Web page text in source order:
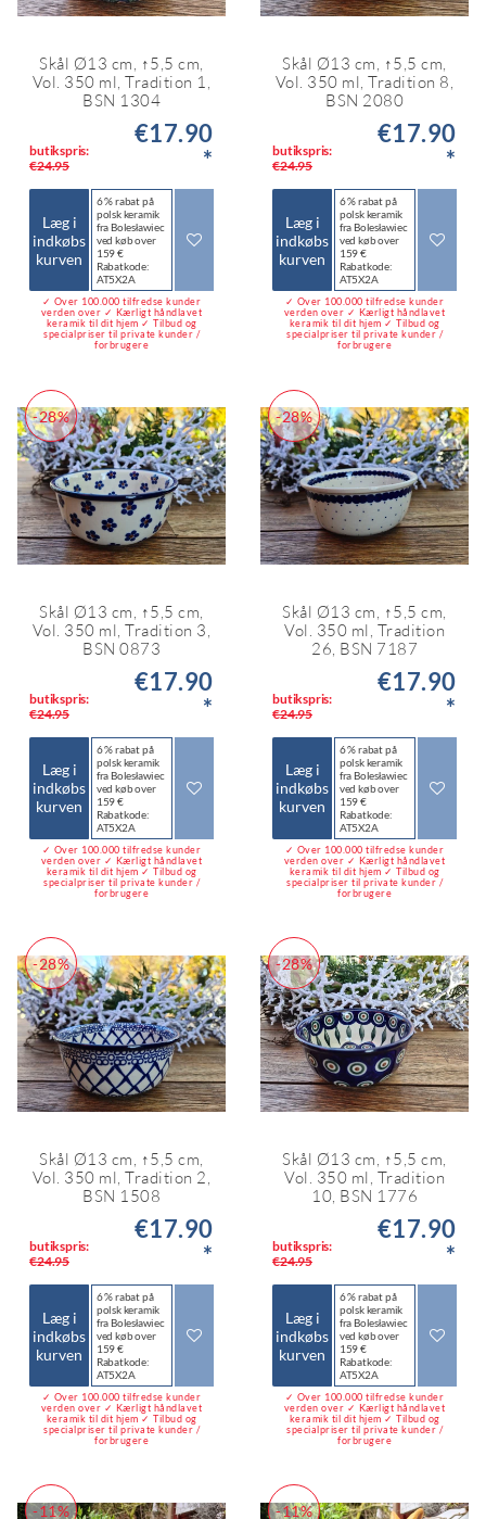
Skål Ø13 cm, ↑5,5 cm,
Vol. 350 ml, Tradition 1,
BSN 1304
butikspris:
€24.95
€17.90
*
Læg i
indkøbs
kurven
6 % rabat på
polsk keramik
fra Bolesławiec
ved køb over
159 €
Rabatkode:
AT5X2A
✓ Over 100.000 tilfredse kunder
verden over ✓ Kærligt håndlavet
keramik til dit hjem ✓ Tilbud og
specialpriser til private kunder /
forbrugere
Skål Ø13 cm, ↑5,5 cm,
Vol. 350 ml, Tradition 8,
BSN 2080
butikspris:
€24.95
€17.90
*
Læg i
indkøbs
kurven
6 % rabat på
polsk keramik
fra Bolesławiec
ved køb over
159 €
Rabatkode:
AT5X2A
✓ Over 100.000 tilfredse kunder
verden over ✓ Kærligt håndlavet
keramik til dit hjem ✓ Tilbud og
specialpriser til private kunder /
forbrugere
-28%
Skål Ø13 cm, ↑5,5 cm,
Vol. 350 ml, Tradition 3,
BSN 0873
butikspris:
€24.95
€17.90
*
Læg i
indkøbs
kurven
6 % rabat på
polsk keramik
fra Bolesławiec
ved køb over
159 €
Rabatkode:
AT5X2A
✓ Over 100.000 tilfredse kunder
verden over ✓ Kærligt håndlavet
keramik til dit hjem ✓ Tilbud og
specialpriser til private kunder /
forbrugere
-28%
Skål Ø13 cm, ↑5,5 cm,
Vol. 350 ml, Tradition
26, BSN 7187
butikspris:
€24.95
€17.90
*
Læg i
indkøbs
kurven
6 % rabat på
polsk keramik
fra Bolesławiec
ved køb over
159 €
Rabatkode:
AT5X2A
✓ Over 100.000 tilfredse kunder
verden over ✓ Kærligt håndlavet
keramik til dit hjem ✓ Tilbud og
specialpriser til private kunder /
forbrugere
-28%
Skål Ø13 cm, ↑5,5 cm,
Vol. 350 ml, Tradition 2,
BSN 1508
butikspris:
€24.95
€17.90
*
Læg i
indkøbs
kurven
6 % rabat på
polsk keramik
fra Bolesławiec
ved køb over
159 €
Rabatkode:
AT5X2A
✓ Over 100.000 tilfredse kunder
verden over ✓ Kærligt håndlavet
keramik til dit hjem ✓ Tilbud og
specialpriser til private kunder /
forbrugere
-28%
Skål Ø13 cm, ↑5,5 cm,
Vol. 350 ml, Tradition
10, BSN 1776
butikspris:
€24.95
€17.90
*
Læg i
indkøbs
kurven
6 % rabat på
polsk keramik
fra Bolesławiec
ved køb over
159 €
Rabatkode:
AT5X2A
✓ Over 100.000 tilfredse kunder
verden over ✓ Kærligt håndlavet
keramik til dit hjem ✓ Tilbud og
specialpriser til private kunder /
forbrugere
-11% -11%